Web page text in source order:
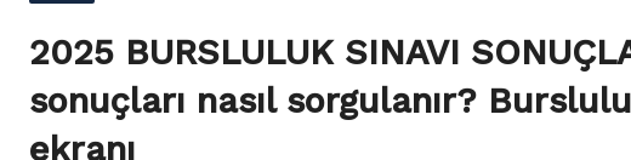
2025 BURSLULUK SINAVI
sonuçları nasıl sorgulanır?
ekranı